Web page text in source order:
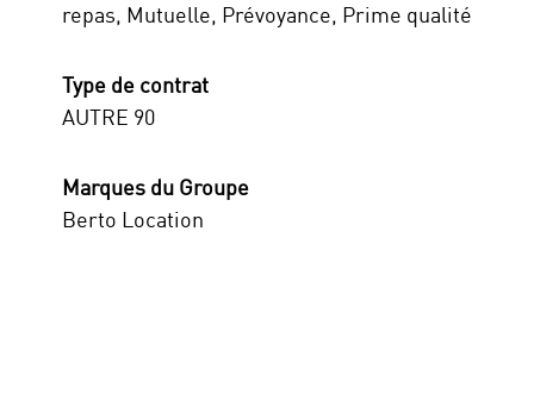
repas, Mutuelle, Prévoyance, Prime qualité
Type de contrat
AUTRE 90
Marques du Groupe
Berto Location